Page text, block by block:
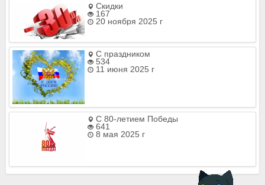
Скидки
167
20 ноября 2025 г
С праздником
534
11 июня 2025 г
С 80-летием Победы
641
8 мая 2025 г